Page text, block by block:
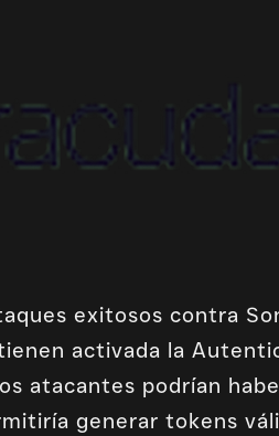
exitosos contra
activada la
atacantes podrían
generar tokens